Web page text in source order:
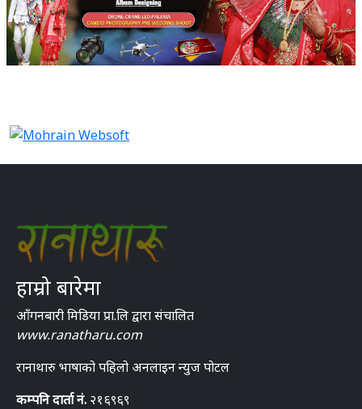
हाम्रो बारेमा
आँगनबारी मिडिया प्रा.लि द्वारा संचालित
www.ranatharu.com
रानाथारु भाषाको पहिलो अनलाइन न्युज पोटल
कम्पनि दार्ता नं. २१६९६९